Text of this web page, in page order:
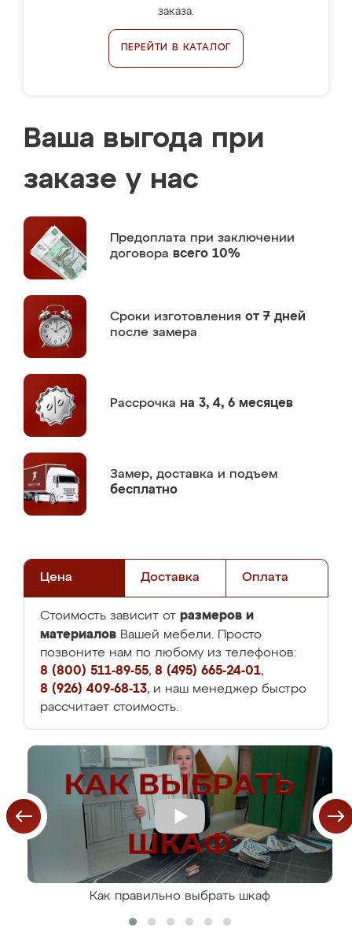
заказа.
ПЕРЕЙТИ В КАТАЛОГ
Ваша выгода при
заказе у нас
Предоплата при заключении
договора всего 10%
Сроки изготовления от 7 дней
после замера
Рассрочка на 3, 4, 6 месяцев
Замер, доставка и подъем
бесплатно
Цена Доставка Оплата
Стоимость зависит от размеров и
материалов Вашей мебели. Просто
позвоните нам по любому из телефонов:
8 (800) 511-89-55, 8 (495) 665-24-01,
8 (926) 409-68-13, и наш менеджер быстро
рассчитает стоимость.
Как правильно выбрать шкаф